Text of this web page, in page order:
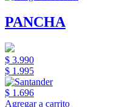
PANCHA
$ 3.990
$ 1.995
$ 1.696
Agregar a carrito